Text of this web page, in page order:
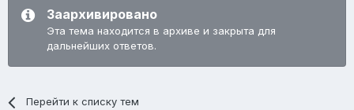
Заархивировано
Эта тема находится в архиве и закрыта для
дальнейших ответов.
Перейти к списку тем